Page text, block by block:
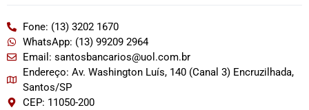
Fone: (13) 3202 1670
WhatsApp: (13) 99209 2964
Email: santosbancarios@uol.com.br
Endereço: Av. Washington Luís, 140 (Canal 3) Encruzilhada,
Santos/SP
CEP: 11050-200